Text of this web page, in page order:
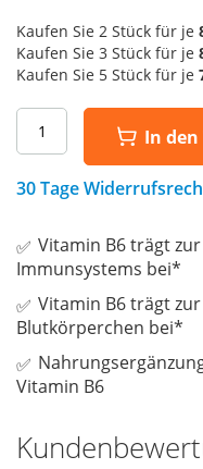
Kaufen Sie 2 Stück für je
Kaufen Sie 3 Stück für je
Kaufen Sie 5 Stück für je
In
30 Tage
Vitamin B6 trägt
Immunsystems bei*
Vitamin B6 trägt
Blutkörperchen bei*
Vitamin B6